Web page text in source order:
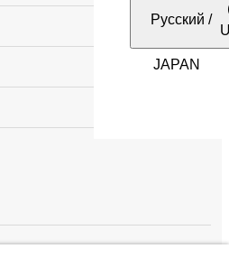
Русский /